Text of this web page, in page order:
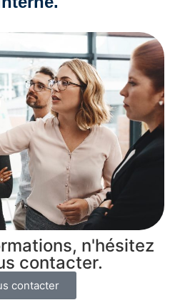
n'hésitez
contacter.
contacter